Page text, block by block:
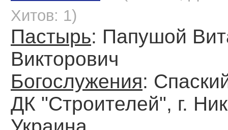
Хитов: 1)
Пастырь: Папушой
Викторович
Богослужения:
ДК "Строителей", г.